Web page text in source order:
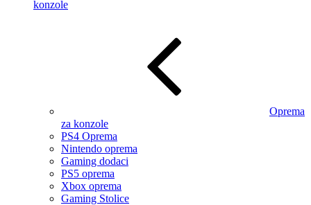
konzole
Oprema
za konzole
PS4 Oprema
Nintendo oprema
Gaming dodaci
PS5 oprema
Xbox oprema
Gaming Stolice